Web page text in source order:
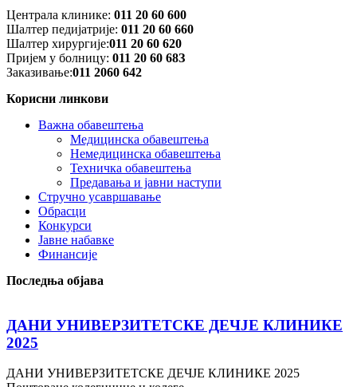
Централа клинике: 011 20 60 600
Шалтер педијатрије: 011 20 60 660
Шалтер хирургије:011 20 60 620
Пријем у болницу: 011 20 60 68З
Заказивање:011 2060 642
Корисни линкови
Важна обавештења
Медицинска обавештења
Немедицинска обавештења
Техничка обавештења
Предавања и јавни наступи
Стручно усавршавање
Обрасци
Конкурси
Јавне набавке
Финансије
Последња објава
ДАНИ УНИВЕРЗИТЕТСКЕ ДЕЧЈЕ КЛИНИКЕ
2025
ДАНИ УНИВЕРЗИТЕТСКЕ ДЕЧЈЕ КЛИНИКЕ 2025